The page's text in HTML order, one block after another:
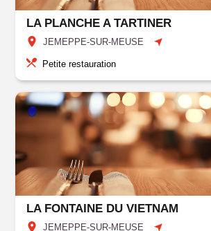
LA PLANCHE A TARTINER
JEMEPPE-SUR-MEUSE
Petite restauration
LA FONTAINE DU VIETNAM
JEMEPPE-SUR-MEUSE